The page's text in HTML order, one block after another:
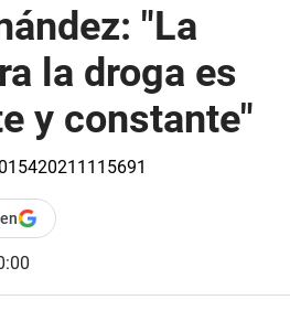
"La
la droga es
y constante"